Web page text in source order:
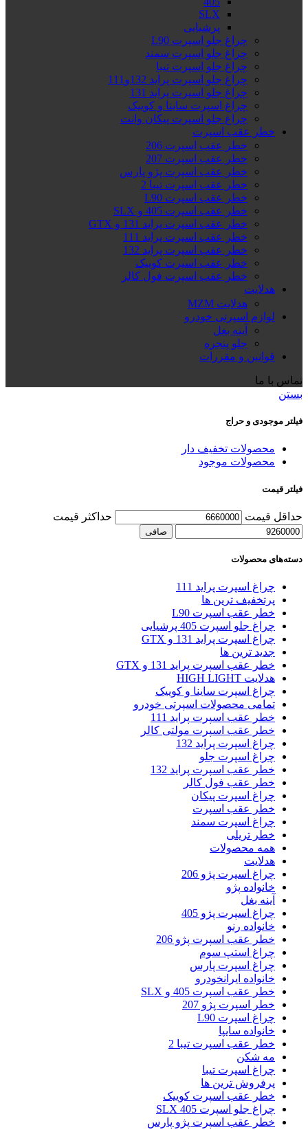
SLX
پرشیایی
چراغ جلو اسپرت L90
چراغ جلو اسپرت سمند
چراغ جلو اسپرت تیبا
چراغ جلو اسپرت پراید 132و111
چراغ جلو اسپرت پراید 131
چراغ اسپرت ساینا و کوییک
چراغ جلو اسپرت پیکان وانت
خطر عقب اسپرت
خطر عقب اسپرت 206
خطر عقب اسپرت 207
خطر عقب اسپرت پژو پارس
خطر عقب اسپرت تیبا 2
خطر عقب اسپرت L90
خطر عقب اسپرت 405 و SLX
خطر عقب اسپرت پراید 131 و GTX
خطر عقب اسپرت پراید 111
خطر عقب اسپرت پراید 132
خطر عقب اسپرت کوییک
خطر عقب اسپرت فول کالر
هدلایت
هدلایت MZM
لوازم اسپرتی خودرو
آینه بغل
جلو پنجره
قوانین و مقررات
تماس با ما
بستن
فیلتر موجودی و حراج
محصولات تخفیف دار
محصولات موجود
فیلتر قیمت
حداقل قیمت حداكثر قيمت
صافی
دسته‌های محصولات
چراغ اسپرت پراید 111
پرتخفیف ترین ها
خطر عقب اسپرت L90
چراغ جلو اسپرت 405 پرشیایی
چراغ اسپرت پراید 131 و GTX
جدید ترین ها
خطر عقب اسپرت پراید 131 و GTX
هدلایت HIGH LIGHT
چراغ اسپرت ساینا و کوییک
تمامی محصولات اسپرتی خودرو
خطر عقب اسپرت پراید 111
خطر عقب اسپرت مولتی کالر
چراغ اسپرت پراید 132
چراغ اسپرت جلو
خطر عقب اسپرت پراید 132
خطر عقب فول کالر
چراغ اسپرت پیکان
خطر عقب اسپرت
چراغ اسپرت سمند
خطر تریلی
همه محصولات
هدلایت
چراغ اسپرت پژو 206
خانواده پژو
آینه بغل
چراغ اسپرت پژو 405
خانواده رنو
خطر عقب اسپرت پژو 206
چراغ استپ سوم
چراغ اسپرت پارس
خانواده ایرانخودرو
خطر عقب اسپرت 405 و SLX
خطر اسپرت پژو 207
چراغ اسپرت L90
خانواده سایپا
خطر عقب اسپرت تیبا 2
مه شکن
چراغ اسپرت تیبا
پرفروش ترین ها
خطر عقب اسپرت کوییک
چراغ جلو اسپرت 405 SLX
خطر عقب اسپرت پژو پارس